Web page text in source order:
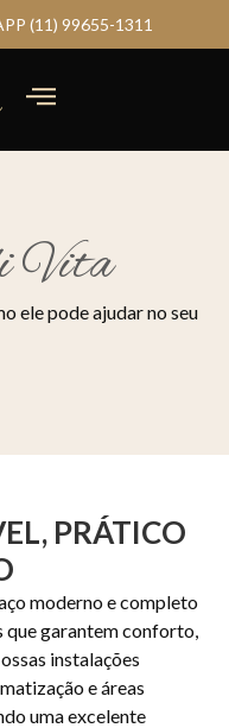
(11) 99655-1311
Vita
ele pode ajudar no seu
PRÁTICO
moderno e completo
que garantem conforto,
instalações
e áreas
uma excelente